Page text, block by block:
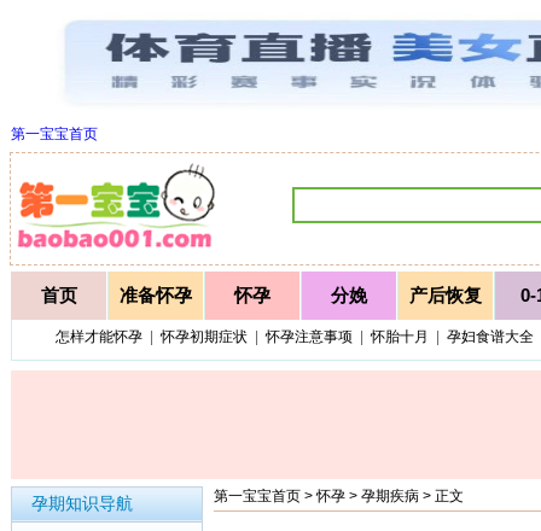
第一宝宝首页
首页 准备怀孕 怀孕 分娩 产后恢复 0-
怎样才能怀孕 |怀孕初期症状 |怀孕注意事项 |怀胎十月 孕妇食谱大全
第一宝宝首页 >怀孕 > 孕期疾病 > 正文
孕期知识导航